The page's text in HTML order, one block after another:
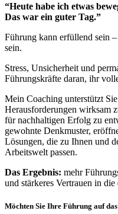
“Heute habe ich etwas
Das war ein guter Tag.”
Führung kann erfüllend sein
sein.
Stress, Unsicherheit und
Führungskräfte daran, ihr
Mein Coaching unterstützt
Herausforderungen wirksam
für nachhaltigen Erfolg zu
gewohnte Denkmuster,
Lösungen, die zu Ihnen und
Arbeitswelt passen.
Das Ergebnis: mehr
und stärkeres Vertrauen in die
Möchten Sie Ihre Führung auf